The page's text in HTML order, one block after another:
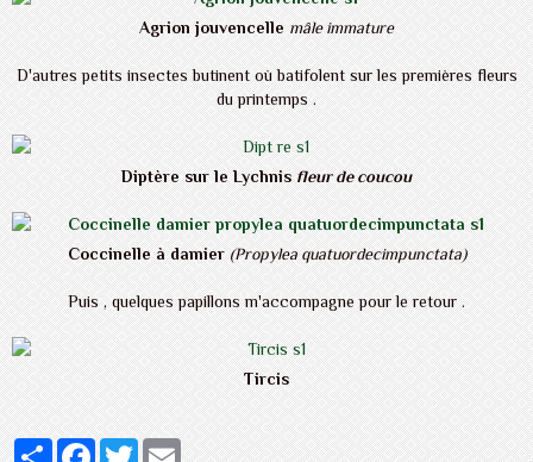
Agrion jouvencellemâle immature
D'autres petits insectes butinent où batifolent sur les premières fleurs
du printemps .
Diptère surle Lychnisfleur de coucou
Coccinelle à damier (Propylea quatuordecimpunctata)
Puis , quelques papillons m'accompagne pour le retour .
Tircis
PartagerFacebook
TwitterEmail